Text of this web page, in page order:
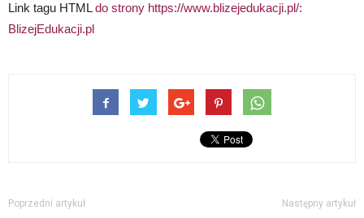
Link tagu HTMLdo strony https://www.blizejedukacji.pl/:
BlizejEdukacji.pl
Poprzedni artykuł Następny artykuł